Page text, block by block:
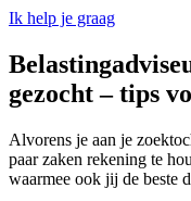
Ik help je graag
gezocht – tips
Alvorens je aan je
paar zaken rekening te
waarmee ook jij de beste